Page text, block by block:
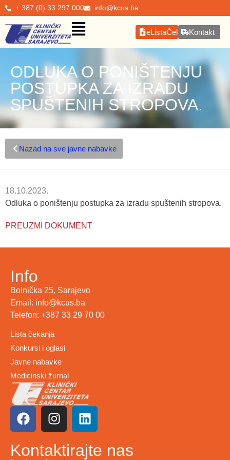
+ 387 (0) 33 297 000 info@kcus.ba
eListaČekanjaKontakt
ODLUKA O PONIŠTENJU
POSTUPKA ZA IZRADU
SPUŠTENIH STROPOVA.
Nazad na sve javne nabavke
18.10.2023.
Odluka o poništenju postupka za izradu spuštenih stropova.
PREUZMI DOKUMENT
Info
Bolnička 25, Sarajevo
Email: info@kcus.ba
Telefon: +387 33 29 70 00
Lista čekanja
Konkursi i oglasi
Javne nabavke
Medicinski žurnal
Kontaktirajte nas